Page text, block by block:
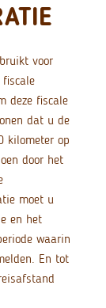
voor
deze fiscale
dat u de
kilometer op
door het
moet u
en het
waarin
En tot